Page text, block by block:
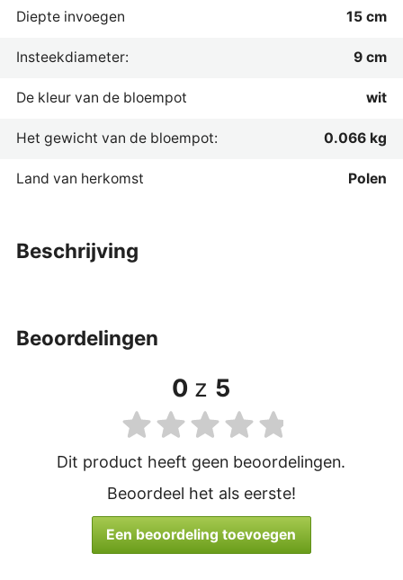
beschrijving
Diepte invoegen 15 cm
Insteekdiameter: 9 cm
De kleur van de bloempot wit
Het gewicht van de bloempot: 0.066 kg
Land van herkomst Polen
beoordelingen
0 z 5
Dit product heeft geen beoordelingen.
Beoordeel het als eerste!
Een beoordeling toevoegen